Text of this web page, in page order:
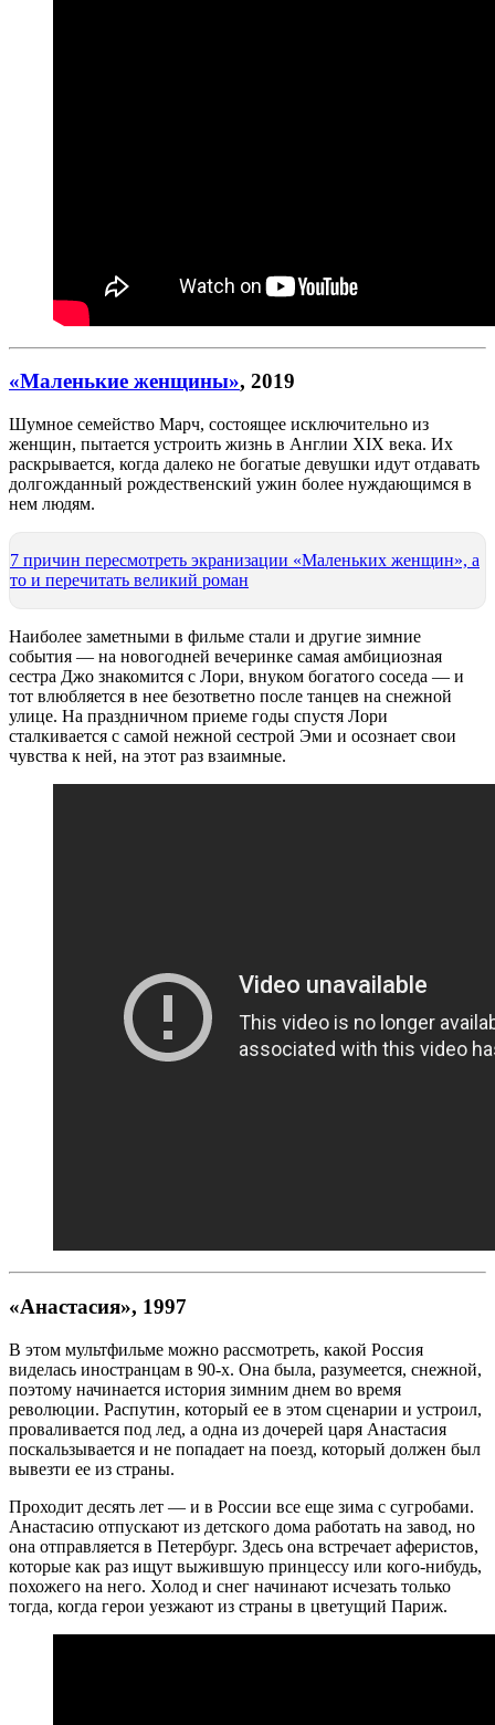
«Маленькие женщины», 2019
Шумное семейство Марч, состоящее исключительно из
женщин, пытается устроить жизнь в Англии XIX века. Их
раскрывается, когда далеко не богатые девушки идут отдавать
долгожданный рождественский ужин более нуждающимся в
нем людям.
7 причин пересмотреть экранизации «Маленьких женщин», а
то и перечитать великий роман
Наиболее заметными в фильме стали и другие зимние
события — на новогодней вечеринке самая амбициозная
сестра Джо знакомится с Лори, внуком богатого соседа — и
тот влюбляется в нее безответно после танцев на снежной
улице. На праздничном приеме годы спустя Лори
сталкивается с самой нежной сестрой Эми и осознает свои
чувства к ней, на этот раз взаимные.
«Анастасия», 1997
В этом мультфильме можно рассмотреть, какой Россия
виделась иностранцам в 90-х. Она была, разумеется, снежной,
поэтому начинается история зимним днем во время
революции. Распутин, который ее в этом сценарии и устроил,
проваливается под лед, а одна из дочерей царя Анастасия
поскальзывается и не попадает на поезд, который должен был
вывезти ее из страны.
Проходит десять лет — и в России все еще зима с сугробами.
Анастасию отпускают из детского дома работать на завод, но
она отправляется в Петербург. Здесь она встречает аферистов,
которые как раз ищут выжившую принцессу или кого-нибудь,
похожего на него. Холод и снег начинают исчезать только
тогда, когда герои уезжают из страны в цветущий Париж.